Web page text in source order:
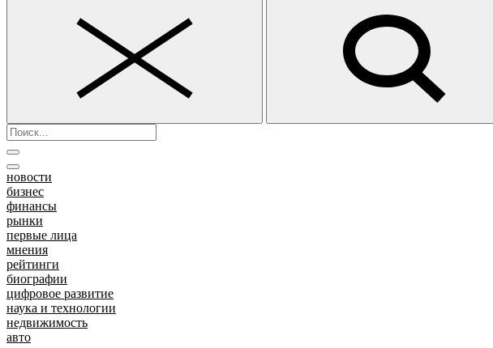
новости
бизнес
финансы
рынки
первые лица
мнения
рейтинги
биографии
цифровое развитие
наука и технологии
недвижимость
авто